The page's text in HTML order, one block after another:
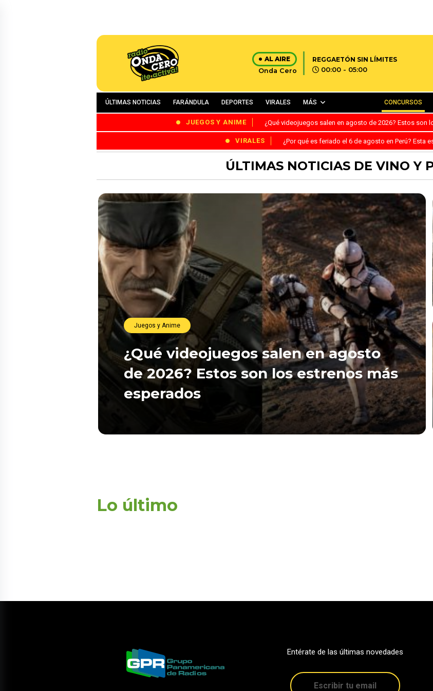
AL AIRE
Onda Cero
REGGAETÓN SIN LÍMITES
00:00 - 05:00
ÚLTIMAS NOTICIAS FARÁNDULA DEPORTES VIRALES MÁS CONCURSOS
JUEGOS Y ANIME ¿Qué videojuegos salen en agosto de 2026? Estos son
VIRALES ¿Por qué es feriado el 6 de agosto en Perú? Esta
ÚLTIMAS NOTICIAS DE VINO Y
Juegos y Anime
¿Qué videojuegos salen en agosto
de 2026? Estos son los estrenos más
esperados
Lo último
Entérate de las últimas novedades